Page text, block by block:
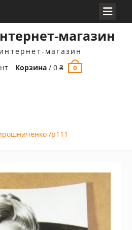
магазин
магазин
Корзина /0₴ 0
/p111